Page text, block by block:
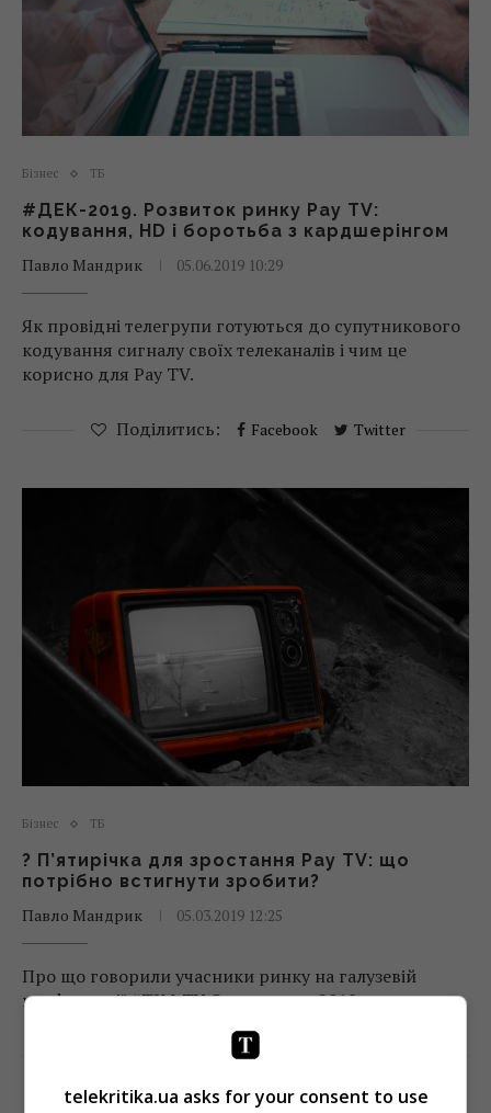
Бізнес ТБ
#ДЕК-2019. Розвиток ринку Pay TV:
кодування, HD і боротьба з кардшерінгом
Павло Мандрик
05.06.2019 10:29
Як провідні телегрупи готуються до супутникового
кодування сигналу своїх телеканалів і чим це
корисно для Pay TV.
Поділитись: Facebook Twitter
Бізнес ТБ
? П’ятирічка для зростання Pay TV: що
потрібно встигнути зробити?
Павло Мандрик
05.03.2019 12:25
Про що говорили учасники ринку на галузевій
конференції #TIM-TU Convergence 2019
Facebook
telekritika.ua asks for your consent to use